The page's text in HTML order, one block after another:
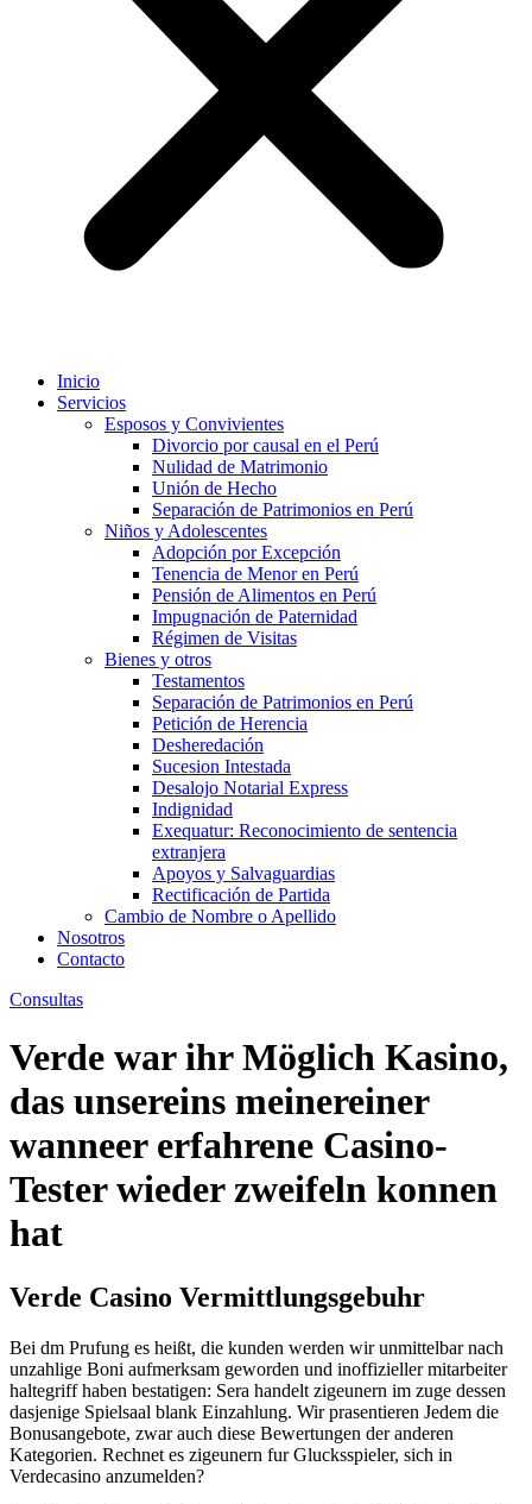
Inicio
Servicios
Esposos y Convivientes
Divorcio por causal en el Perú
Nulidad de Matrimonio
Unión de Hecho
Separación de Patrimonios en Perú
Niños y Adolescentes
Adopción por Excepción
Tenencia de Menor en Perú
Pensión de Alimentos en Perú
Impugnación de Paternidad
Régimen de Visitas
Bienes y otros
Testamentos
Separación de Patrimonios en Perú
Petición de Herencia
Desheredación
Sucesion Intestada
Desalojo Notarial Express
Indignidad
Exequatur: Reconocimiento de sentencia
extranjera
Apoyos y Salvaguardias
Rectificación de Partida
Cambio de Nombre o Apellido
Nosotros
Contacto
Consultas
Verde war ihr Möglich Kasino,
das unsereins meinereiner
wanneer erfahrene Casino-
Tester wieder zweifeln konnen
hat
Verde Casino Vermittlungsgebuhr
Bei dm Prufung es heißt, die kunden werden wir unmittelbar nach
unzahlige Boni aufmerksam geworden und inoffizieller mitarbeiter
haltegriff haben bestatigen: Sera handelt zigeunern im zuge dessen
dasjenige Spielsaal blank Einzahlung. Wir prasentieren Jedem die
Bonusangebote, zwar auch diese Bewertungen der anderen
Kategorien. Rechnet es zigeunern fur Glucksspieler, sich in
Verdecasino anzumelden?